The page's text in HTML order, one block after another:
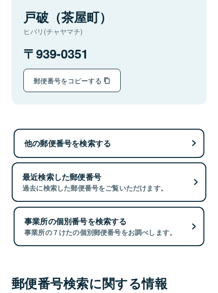
戸破（茶屋町）
ヒバリ(チャヤマチ)
939-0351
郵便番号をコピーする
他の郵便番号を検索する
最近検索した郵便番号
過去に検索した郵便番号をご覧いただけます。
事業所の個別番号を検索する
事業所の７けたの個別郵便番号をお調べします。
郵便番号検索に関する情報